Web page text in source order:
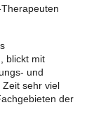
blickt mit
und
Zeit sehr viel
der